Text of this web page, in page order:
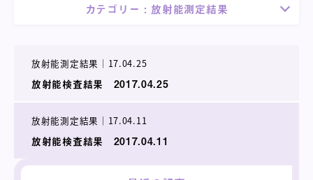
カテゴリー : 放射能測定結果
放射能測定結果 ｜ 17.04.25
放射能検査結果 2017.04.25
放射能測定結果 ｜ 17.04.11
放射能検査結果 2017.04.11